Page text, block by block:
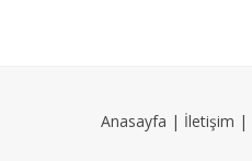
Anasayfa | İletişim |